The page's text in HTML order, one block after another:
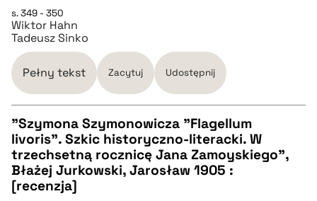
pobierz cytat
pobierz cytat
s. 349 - 350
Wiktor Hahn
Tadeusz Sinko
Pełny tekst Zacytuj Udostępnij
CZYSTY TEKST
pobierz cytat
"Szymona Szymonowicza "Flagellum
livoris". Szkic historyczno-literacki. W
trzechsetną rocznicę Jana Zamoyskiego",
Błażej Jurkowski, Jarosław 1905 :
[recenzja]